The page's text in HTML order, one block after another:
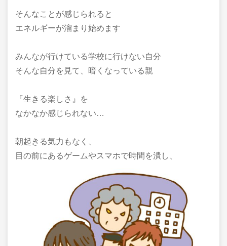
そんなことが感じられると
エネルギーが溜まり始めます
みんなが行けている学校に行けない自分
そんな自分を見て、暗くなっている親
『生きる楽しさ』を
なかなか感じられない…
朝起きる気力もなく、
目の前にあるゲームやスマホで時間を潰し、